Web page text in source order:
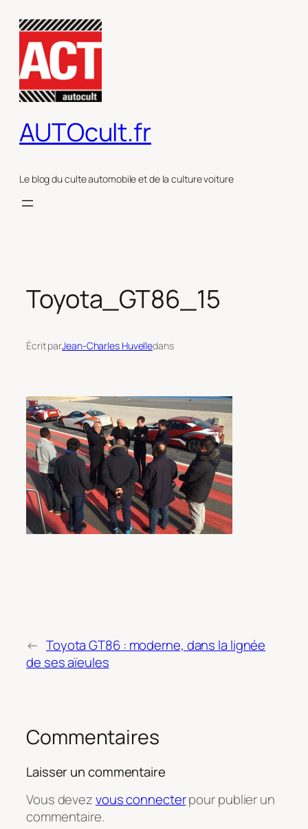
contenu
AUTOcult.fr
Le blog du culte automobile et de la culture voiture
Toyota_GT86_15
Écrit parJean-Charles Huvelledans
← Toyota GT86 : moderne, dans la lignée
de ses aïeules
Commentaires
Laisser un commentaire
Vous devezvous connecterpour publier un
commentaire.